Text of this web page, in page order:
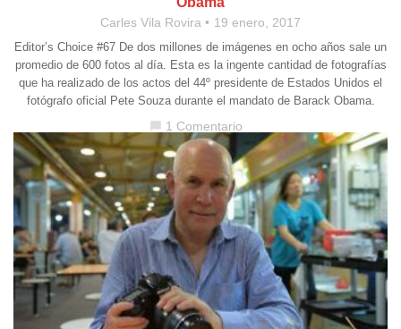
Carles Vila Rovira 19 enero, 2017
Editor’s Choice #67 De dos millones de imágenes en ocho años sale un
promedio de 600 fotos al día. Esta es la ingente cantidad de fotografías
que ha realizado de los actos del 44º presidente de Estados Unidos el
fotógrafo oficial Pete Souza durante el mandato de Barack Obama.
1 Comentario